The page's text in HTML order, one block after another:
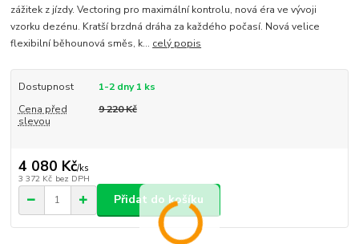
zážitek z jízdy. Vectoring pro maximální kontrolu, nová éra ve vývoji
vzorku dezénu. Kratší brzdná dráha za každého počasí. Nová velice
flexibilní běhounová směs, k... celý popis
Dostupnost
1-2 dny 1 ks
Cena před
slevou
9 220 Kč
4 080 Kč/ks
3 372 Kč bez DPH
Přidat do košíku